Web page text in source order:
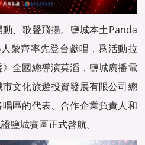
、歌聲飛揚。鹽城本土Panda
黎齊率先登台獻唱，爲活動拉
全國總導演莫滔，鹽城廣播電
文化旅遊投資發展有限公司總
區的代表、合作企業負責人和
鹽城賽區正式啓航。